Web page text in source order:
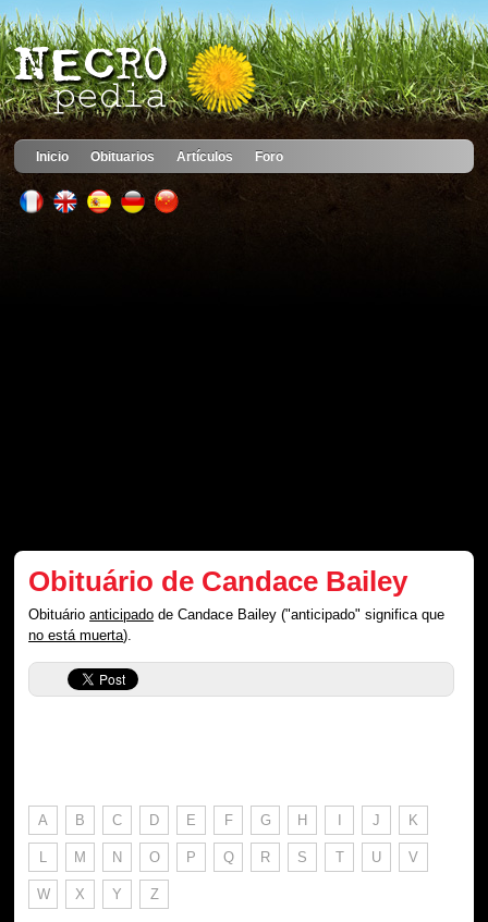
Inicio Obituarios Artículos Foro
Obituário de Candace Bailey
Obituárioanticipado de Candace Bailey ("anticipado" significa que
no está muerta).
A B C D E F G H I J K
L M N O P Q R S T U V
W X Y Z